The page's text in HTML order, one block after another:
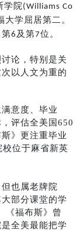
学院 (Williams Co
学屈居第二。
6 及第7位。
论，特别是关
以人文为重的
意度、毕业
评估全美国 650
》更注重毕业
校位于麻省新英
也属老牌院
部分课堂的学
《福布斯》曾
全美最能把学